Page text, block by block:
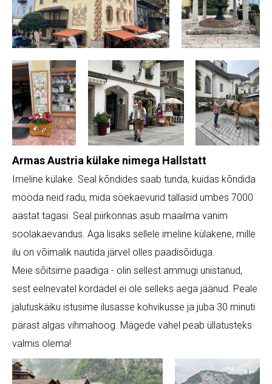
Armas Austria külake nimega Hallstatt
Imeline külake. Seal kõndides saab tunda, kuidas kõndida
mööda neid radu, mida söekaevurid tallasid umbes 7000
aastat tagasi. Seal piirkonnas asub maailma vanim
soolakaevandus. Aga lisaks sellele imeline külakene, mille
ilu on võimalik nautida järvel olles paadisõiduga.
Meie sõitsime paadiga - olin sellest ammugi unistanud,
sest eelnevatel kordadel ei ole selleks aega jäänud. Peale
jalutuskäiku istusime ilusasse kohvikusse ja juba 30 minuti
pärast algas vihmahoog. Mägede vahel peab üllatusteks
valmis olema!